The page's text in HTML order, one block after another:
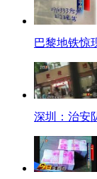
巴黎地铁惊
深圳：治安